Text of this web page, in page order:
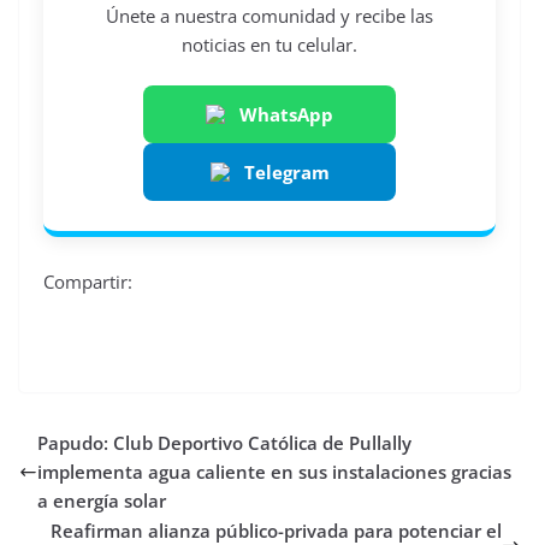
Únete a nuestra comunidad y recibe las
noticias en tu celular.
WhatsApp
Telegram
Compartir:
Papudo: Club Deportivo Católica de Pullally
implementa agua caliente en sus instalaciones gracias
a energía solar
Reafirman alianza público-privada para potenciar el